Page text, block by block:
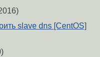
slave dns [CentOS]